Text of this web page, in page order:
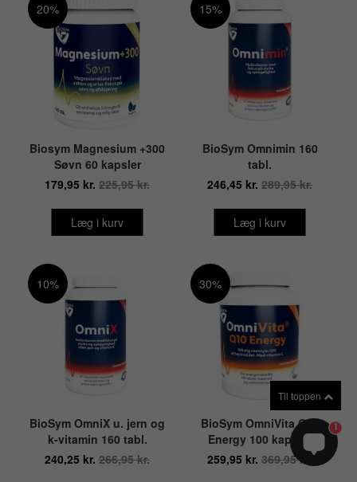
20%
Biosym Magnesium +300
Søvn 60 kapsler
179,95 kr. 225,95 kr.
Læg i kurv
15%
BioSym Omnimin 160
tabl.
246,45 kr. 289,95 kr.
Læg i kurv
10%
BioSym OmniX u. jern og
k-vitamin 160 tabl.
240,25 kr. 266,95 kr.
30%
BioSym OmniVita Q10
Energy 100 kapsler
259,95 kr. 369,95 kr.
Til toppen
1